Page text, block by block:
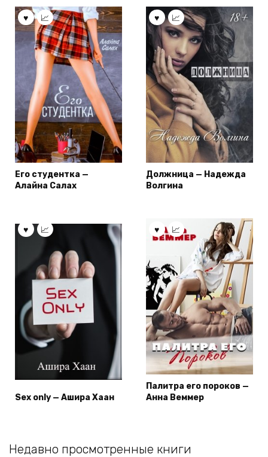
Его студентка —
Алайна Салах
Должница — Надежда
Волгина
Sex only — Ашира Хаан
Палитра его пороков —
Анна Веммер
Недавно просмотренные книги